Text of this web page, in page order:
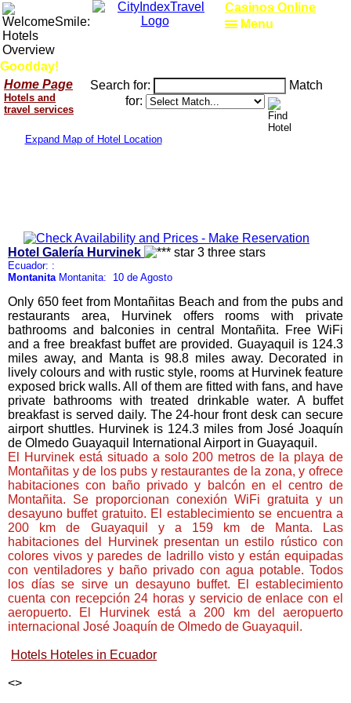
Goodday!
Casinos Online
Home Page
Hotels and
travel services
Search for:
Match
for:
Expand Map of Hotel Location
Hotel Galería Hurvinek
Ecuador: :
MontanitaMontanita: 10 de Agosto
Only 650 feet from Montañitas Beach and from the pubs and
restaurants area, Hurvinek offers rooms with private
bathrooms and balconies in central Montañita. Free WiFi
and a free breakfast buffet are provided. Guayaquil is 124.3
miles away, and Manta is 98.8 miles away. Decorated in
lively colours and with rustic style, rooms at Hurvinek feature
exposed brick walls. All of them are fitted with fans, and have
private bathrooms with treated drinkable water. A buffet
breakfast is served daily. The 24-hour front desk can secure
airport shuttles. Hurvinek is 124.3 miles from José Joaquín
de Olmedo Guayaquil International Airport in Guayaquil.
El Hurvinek está situado a solo 200 metros de la playa de
Montañitas y de los pubs y restaurantes de la zona, y ofrece
habitaciones con baño privado y balcón en el centro de
Montañita. Se proporcionan conexión WiFi gratuita y un
desayuno buffet gratuito. El establecimiento se encuentra a
200 km de Guayaquil y a 159 km de Manta. Las
habitaciones del Hurvinek presentan un estilo rústico con
colores vivos y paredes de ladrillo visto y están equipadas
con ventiladores y baño privado con agua potable. Todos
los días se sirve un desayuno buffet. El establecimiento
cuenta con recepción 24 horas y servicio de enlace con el
aeropuerto. El Hurvinek está a 200 km del aeropuerto
internacional José Joaquín de Olmedo de Guayaquil.
Hotels Hoteles in Ecuador
<>
Menu